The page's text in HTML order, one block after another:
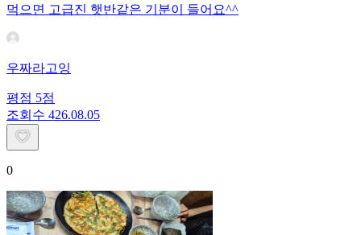
먹으면 고급진 햇반같은 기분이 들어요^^
우짜라고잉
평점 5점
조회수 426.08.05
0